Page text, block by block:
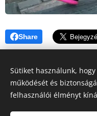
Share
Sütiket használunk,
működését és
felhasználói élményt